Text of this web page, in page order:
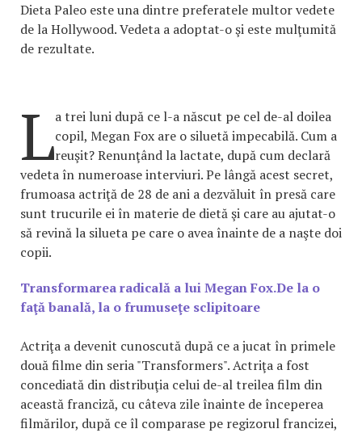
Dieta Paleo este una dintre preferatele multor vedete
de la Hollywood. Vedeta a adoptat-o şi este mulţumită
de rezultate.
La trei luni după ce l-a născut pe cel de-al doilea
copil, Megan Fox are o siluetă impecabilă. Cum a
reuşit? Renunţând la lactate, după cum declară
vedeta în numeroase interviuri. Pe lângă acest secret,
frumoasa actriţă de 28 de ani a dezvăluit în presă care
sunt trucurile ei în materie de dietă şi care au ajutat-o
să revină la silueta pe care o avea înainte de a naşte doi
copii.
Transformarea radicală a lui Megan Fox.De la o
faţă banală, la o frumuseţe sclipitoare
Actriţa a devenit cunoscută după ce a jucat în primele
două filme din seria "Transformers". Actriţa a fost
concediată din distribuţia celui de-al treilea film din
această franciză, cu câteva zile înainte de începerea
filmărilor, după ce îl comparase pe regizorul francizei,